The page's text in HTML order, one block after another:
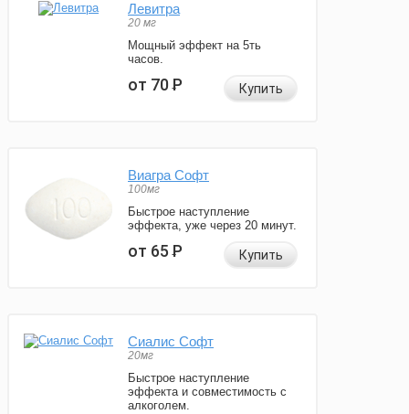
Левитра
20 мг
Мощный эффект на 5ть
часов.
от 70Р Купить
Виагра Софт
100мг
Быстрое наступление
эффекта, уже через 20 минут.
от 65Р Купить
Сиалис Софт
20мг
Быстрое наступление
эффекта и совместимость с
алкоголем.